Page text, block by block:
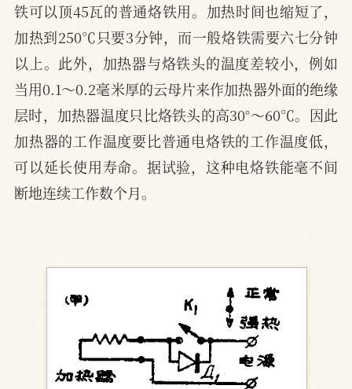
铁可以顶45瓦的普通烙铁用。加热时间也缩短了，
加热到250℃只要3分钟，而一般烙铁需要六七分钟
以上。此外，加热器与烙铁头的温度差较小，例如
当用0.1～0.2毫米厚的云母片来作加热器外面的绝缘
层时，加热器温度只比烙铁头的高30°～60℃。因此
加热器的工作温度要比普通电烙铁的工作温度低，
可以延长使用寿命。据试验，这种电烙铁能毫不间
断地连续工作数个月。